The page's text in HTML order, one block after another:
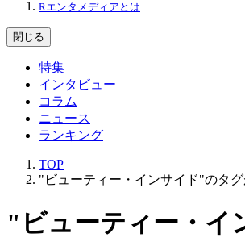
Rエンタメディアとは
閉じる
特集
インタビュー
コラム
ニュース
ランキング
TOP
"ビューティー・インサイド"のタ
"ビューティー・イ